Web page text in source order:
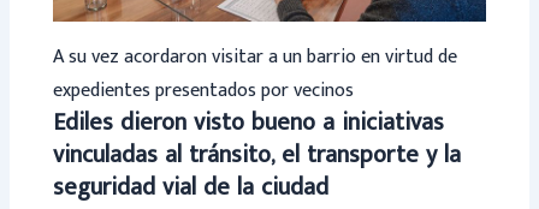
A su vez acordaron visitar a un barrio en virtud de
expedientes presentados por vecinos
Ediles dieron visto bueno a iniciativas
vinculadas al tránsito, el transporte y la
seguridad vial de la ciudad